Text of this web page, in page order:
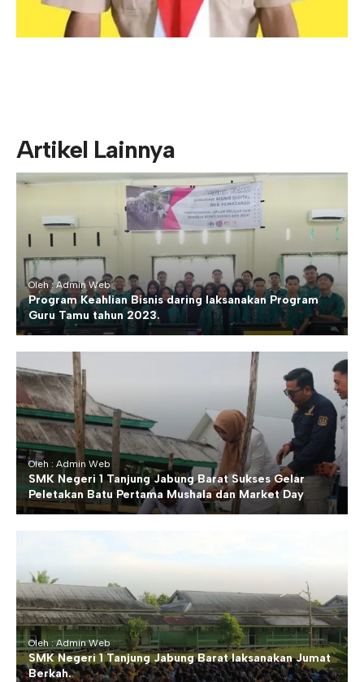
Artikel Lainnya
Oleh : Admin Web
Program Keahlian Bisnis daring laksanakan Program
Guru Tamu tahun 2023.
Oleh : Admin Web
SMK Negeri 1 Tanjung Jabung Barat Sukses Gelar
Peletakan Batu Pertama Mushala dan Market Day
Oleh : Admin Web
SMK Negeri 1 Tanjung Jabung Barat laksanakan Jumat
Berkah.